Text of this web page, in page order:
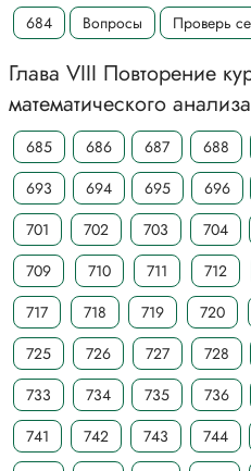
684
Вопросы Проверь
Глава VIII Повторение
математического
685 686 687 688
693
694 695 696
701
702 703 704
709
710 711 712
717
718 719 720
725
726 727 728
733
734 735 736
741
742 743 744